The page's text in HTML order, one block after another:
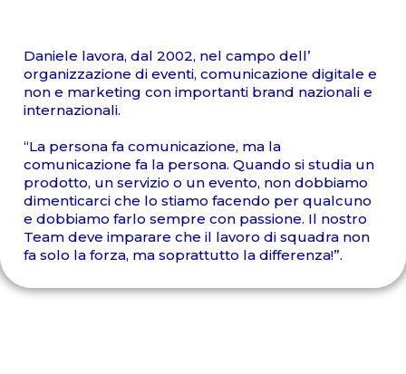
Daniele lavora, dal 2002, nel campo dell’
organizzazione di eventi, comunicazione digitale e
non e marketing con importanti brand nazionali e
internazionali.
“La persona fa comunicazione, ma la
comunicazione fa la persona. Quando si studia un
prodotto, un servizio o un evento, non dobbiamo
dimenticarci che lo stiamo facendo per qualcuno
e dobbiamo farlo sempre con passione. Il nostro
Team deve imparare che il lavoro di squadra non
fa solo la forza, ma soprattutto la differenza!”.